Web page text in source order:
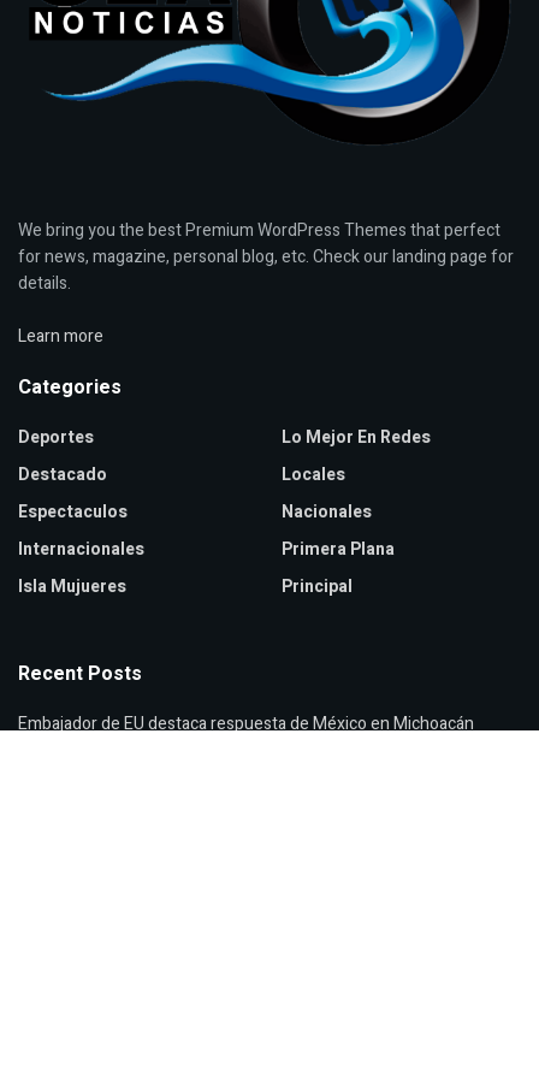
We bring you the best Premium WordPress Themes that perfect
for news, magazine, personal blog, etc. Check our landing page for
details.
Learn more
Categories
Deportes
Destacado
Espectaculos
Internacionales
Isla Mujueres
Lo Mejor En Redes
Locales
Nacionales
Primera Plana
Principal
Recent Posts
Embajador de EU destaca respuesta de México en Michoacán